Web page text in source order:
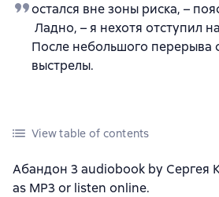
остался вне зоны риска, –
Ладно, – я нехотя отступил
После небольшого перерыва
выстрелы.
View table of contents
Абандон 3 audiobook by Сергея
as MP3 or listen online.